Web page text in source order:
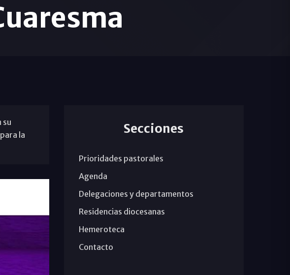
su
la
Secciones
Prioridades pastorales
Agenda
Delegaciones y departamentos
Residencias diocesanas
Hemeroteca
Contacto